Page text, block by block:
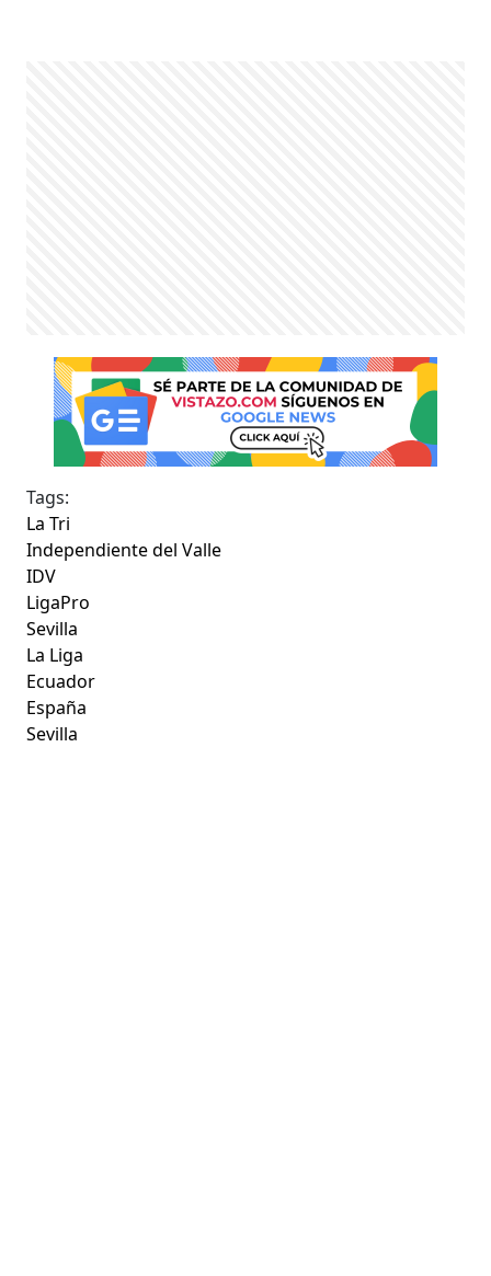
Tags:
La Tri
Independiente del Valle
IDV
LigaPro
Sevilla
La Liga
Ecuador
España
Sevilla